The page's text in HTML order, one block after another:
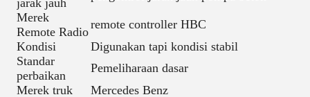
Merek
Remote Radio
remote controller HBC
Kondisi
Digunakan tapi kondisi stabil
Standar
perbaikan
Pemeliharaan dasar
Merek truk
Mercedes Benz